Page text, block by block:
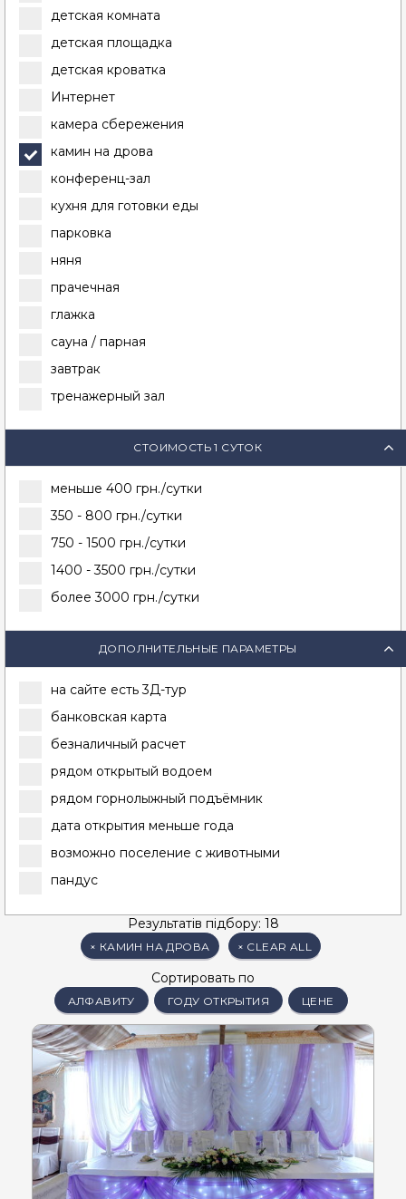
детская комната
детская площадка
детская кроватка
Интернет
камера сбережения
камин на дрова
конференц-зал
кухня для готовки еды
парковка
няня
прачечная
глажка
сауна / парная
завтрак
тренажерный зал
СТОИМОСТЬ 1 СУТОК
меньше 400 грн./сутки
350 - 800 грн./сутки
750 - 1500 грн./сутки
1400 - 3500 грн./сутки
более 3000 грн./сутки
ДОПОЛНИТЕЛЬНЫЕ ПАРАМЕТРЫ
на сайте есть 3Д-тур
банковская карта
безналичный расчет
рядом открытый водоем
рядом горнолыжный подъёмник
дата открытия меньше года
возможно поселение с животными
пандус
Результатів підбору: 18
× КАМИН НА ДРОВА × CLEAR ALL
Сортировать по
АЛФАВИТУ ГОДУ ОТКРЫТИЯ ЦЕНЕ